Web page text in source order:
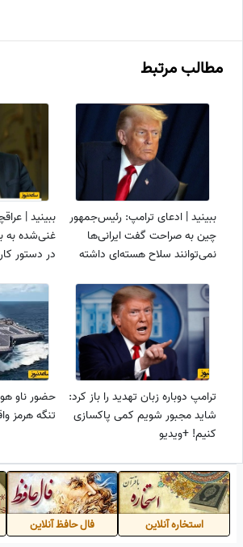
مطالب مرتبط
ببینید | ادعای ترامپ: رئیس‌جمهور
چین به صراحت گفت ایرانی‌ها
نمی‌توانند سلاح هسته‌ای داشته
ببینید |
غنی‌شده به
در دستور
ترامپ دوباره زبان تهدید را باز کرد:
شاید مجبور شویم کمی پاکسازی
کنیم! +ویدیو
حضور ناو
تنگه هرمز
استخاره آنلاین فال حافظ آنلاین